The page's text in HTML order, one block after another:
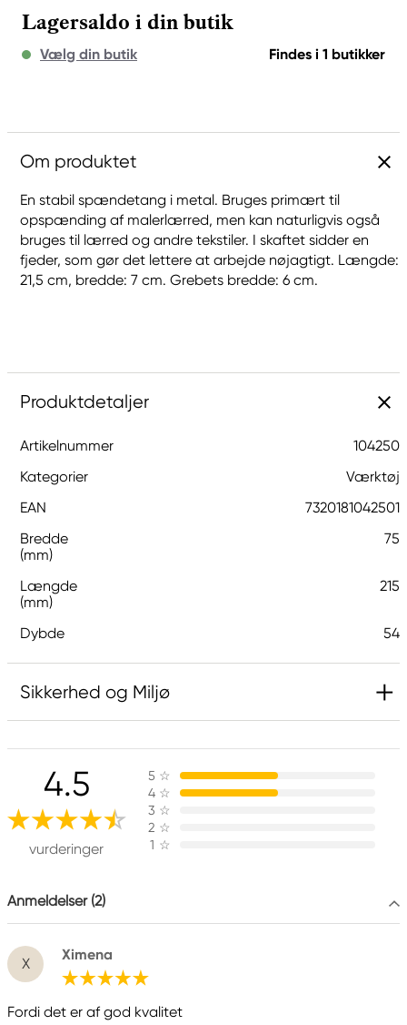
Lagersaldo i din butik
Vælg din butik Findes i 1 butikker
Om produktet
En stabil spændetang i metal. Bruges primært til
opspænding af malerlærred, men kan naturligvis også
bruges til lærred og andre tekstiler. I skaftet sidder en
fjeder, som gør det lettere at arbejde nøjagtigt. Længde:
21,5 cm, bredde: 7 cm. Grebets bredde: 6 cm.
Produktdetaljer
Artikelnummer
104250
Kategorier
Værktøj
EAN
7320181042501
Bredde
(mm)
75
Længde
(mm)
215
Dybde 54
Sikkerhed og Miljø
4.5
vurderinger
5 ☆
4 ☆
3 ☆
2 ☆
1 ☆
Anmeldelser (2)
X
Ximena
Fordi det er af god kvalitet